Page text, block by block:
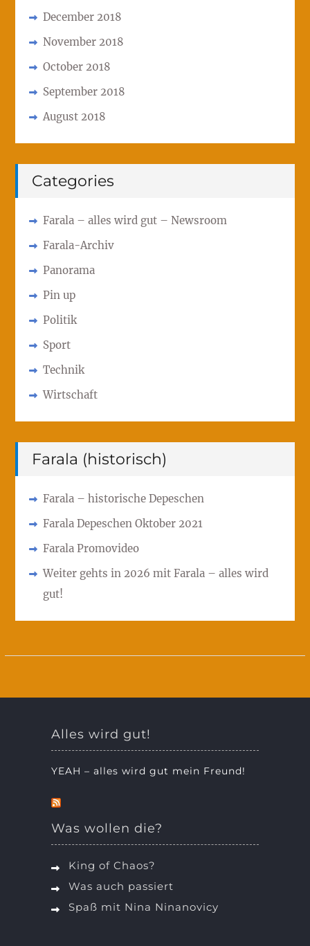
December 2018
November 2018
October 2018
September 2018
August 2018
Categories
Farala – alles wird gut – Newsroom
Farala-Archiv
Panorama
Pin up
Politik
Sport
Technik
Wirtschaft
Farala (historisch)
Farala – historische Depeschen
Farala Depeschen Oktober 2021
Farala Promovideo
Weiter gehts in 2026 mit Farala – alles wird
gut!
Alles wird gut!
YEAH – alles wird gut mein Freund!
Was wollen die?
King of Chaos?
Was auch passiert
Spaß mit Nina Ninanovicy